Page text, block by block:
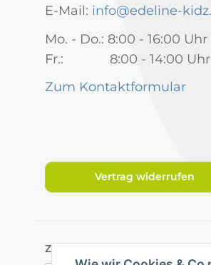
E-Mail: info@edeline-
Mo. - Do.: 8:00 - 16:00 Uhr
Fr.: 8:00 - 14:00 Uhr
Zum Kontaktformular
Vertrag widerrufen
Zahlungsarten